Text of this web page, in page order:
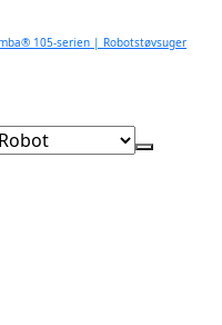
105-serien | Robotstøvsuger